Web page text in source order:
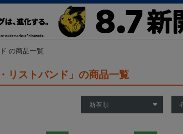
の商品一覧
リストバンド」の商品一覧